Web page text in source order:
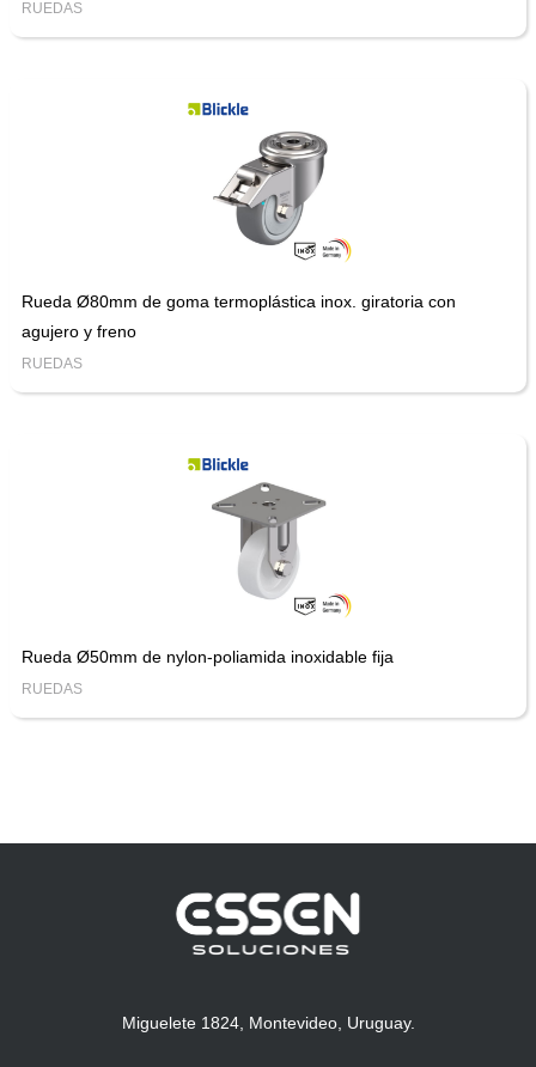
RUEDAS
Rueda Ø80mm de goma termoplástica inox. giratoria con
agujero y freno
RUEDAS
Rueda Ø50mm de nylon-poliamida inoxidable fija
RUEDAS
Miguelete 1824, Montevideo, Uruguay.